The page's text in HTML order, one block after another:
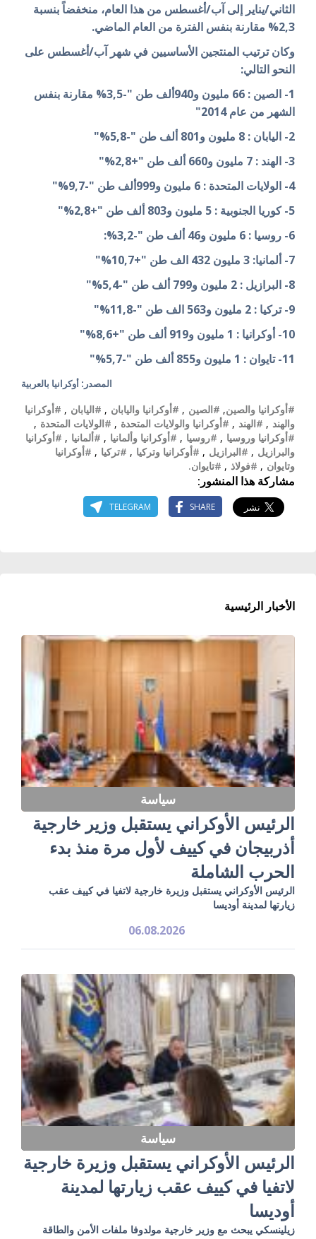
الثاني/يناير إلى آب/أغسطس من هذا العام، منخفضاً بنسبة
2,3% مقارنة بنفس الفترة من العام الماضي.
وكان ترتيب المنتجين الأساسيين في شهر آب/أغسطس على
النحو التالي:
1- الصين : 66 مليون و940ألف طن "-3,5% مقارنة بنفس
الشهر من عام 2014"
2- اليابان : 8 مليون و801 ألف طن "-5,8%"
3- الهند : 7 مليون و660 ألف طن "+2,8%"
4- الولايات المتحدة : 6 مليون و999ألف طن "-9,7%"
5- كوريا الجنوبية : 5 مليون و803 ألف طن "+2,8%"
6- روسيا : 6 مليون و46 ألف طن "-3,2%:
7- ألمانيا: 3 مليون 432 الف طن "+10,7%"
8- البرازيل : 2 مليون و799 ألف طن "-5,4%"
9- تركيا : 2 مليون و563 الف طن "-11,8%"
10- أوكرانيا : 1 مليون و919 ألف طن "+8,6%"
11- تايوان : 1 مليون و855 ألف طن "-5,7%"
المصدر: أوكرانيا بالعربية
#أوكرانيا والصين, #الصين , #أوكرانيا واليابان , #اليابان , #أوكرانيا
والهند , #الهند , #أوكرانيا والولايات المتحدة , #الولايات المتحدة ,
#أوكرانيا وروسيا , #روسيا , #أوكرانيا وألمانيا , #ألمانيا , #أوكرانيا
والبرازيل , #البرازيل , #أوكرانيا وتركيا , #تركيا , #أوكرانيا
وتايوان , #فولاذ , #تايوان.
مشاركة هذا المنشور:
SHARE
TELEGRAM
الأخبار الرئيسية
سياسة
الرئيس الأوكراني يستقبل وزير خارجية
أذربيجان في كييف لأول مرة منذ بدء
الحرب الشاملة
الرئيس الأوكراني يستقبل وزيرة خارجية لاتفيا في كييف عقب
زيارتها لمدينة أوديسا
06.08.2026
سياسة
الرئيس الأوكراني يستقبل وزيرة خارجية
لاتفيا في كييف عقب زيارتها لمدينة
أوديسا
زيلينسكي يبحث مع وزير خارجية مولدوفا ملفات الأمن والطاقة